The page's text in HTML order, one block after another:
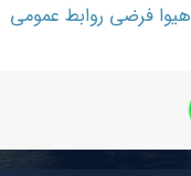
هیوا فرضی روابط عمومی